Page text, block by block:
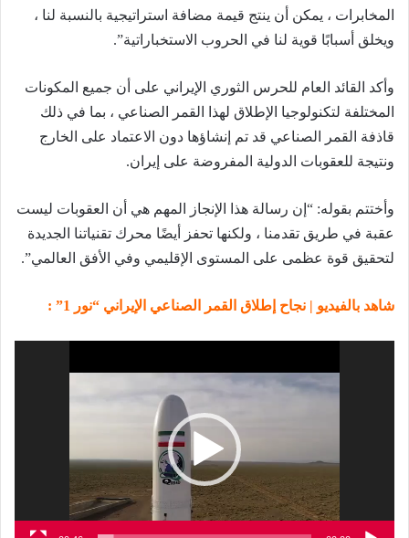
المخابرات ، يمكن أن ينتج قيمة مضافة استراتيجية بالنسبة لنا ،
ويخلق أسبابًا قوية لنا في الحروب الاستخباراتية”.
وأكد القائد العام للحرس الثوري الإيراني على أن جميع المكونات
المختلفة لتكنولوجيا الإطلاق لهذا القمر الصناعي ، بما في ذلك
قاذفة القمر الصناعي قد تم إنشاؤها دون الاعتماد على الخارج
ونتيجة للعقوبات الدولية المفروضة على إيران.
وأختتم بقوله: “إن رسالة هذا الإنجاز المهم هي أن العقوبات ليست
عقبة في طريق تقدمنا ​​، ولكنها تحفز أيضًا محرك تقنياتنا الجديدة
لتحقيق قوة عظمى على المستوى الإقليمي وفي الأفق العالمي”.
شاهد بالفيديو | نجاح إطلاق القمر الصناعي الإيراني “نور 1” :